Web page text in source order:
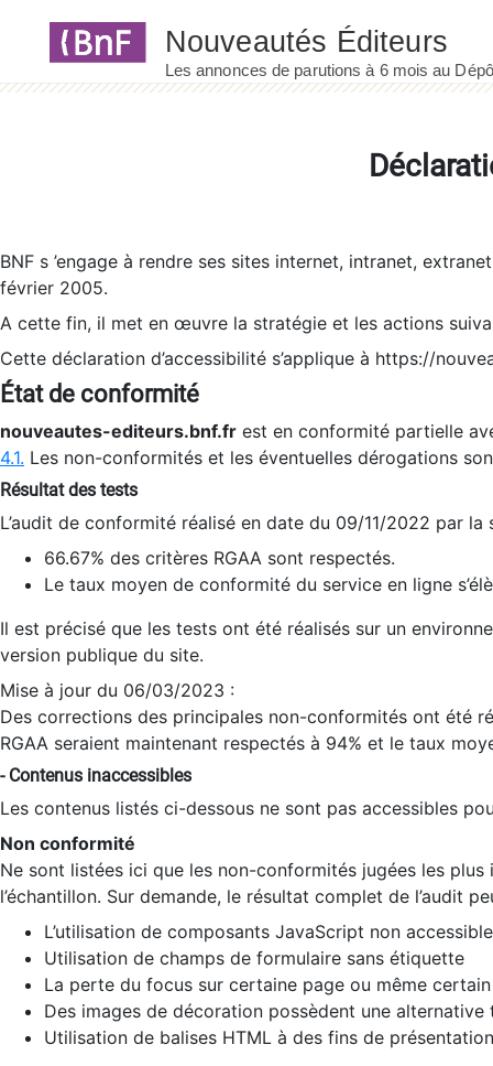
BNF s ’engage à rendre ses sites internet, intranet,
février 2005.
A cette fin, il met en œuvre la stratégie et les actions
Cette déclaration d’accessibilité s’applique à https://
État de conformité
nouveautes-editeurs.bnf.fr est en conformité partielle
4.1. Les non-conformités et les éventuelles dérogations
Résultat des tests
L’audit de conformité réalisé en date du 09/11/2022 par
66.67% des critères RGAA sont respectés.
Le taux moyen de conformité du service en ligne
Il est précisé que les tests ont été réalisés sur un
version publique du site.
Mise à jour du 06/03/2023 :
Des corrections des principales non-conformités ont été
RGAA seraient maintenant respectés à 94% et le taux
- Contenus inaccessibles
Les contenus listés ci-dessous ne sont pas accessibles
Non conformité
Ne sont listées ici que les non-conformités jugées les
l’échantillon. Sur demande, le résultat complet de l’audit
L’utilisation de composants JavaScript non
Utilisation de champs de formulaire sans étiquette
La perte du focus sur certaine page ou même
Des images de décoration possèdent une alternative
Utilisation de balises HTML à des fins de